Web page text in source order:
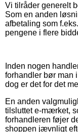
Vi tilråder generelt
Som en anden
afbetaling som
pengene i flere
Inden nogen
forhandler bør man
dog er det for det
En anden
tilsluttet e-mærket,
forhandleren føjer
shoppen jævnligt